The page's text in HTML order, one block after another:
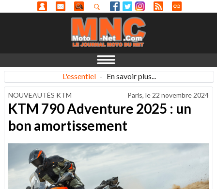
L'essentiel - En savoir plus...
NOUVEAUTÉS KTM Paris, le 22 novembre 2024
KTM 790 Adventure 2025 : un
bon amortissement